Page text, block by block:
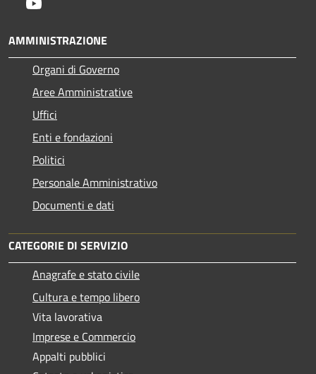
AMMINISTRAZIONE
Organi di Governo
Aree Amministrative
Uffici
Enti e fondazioni
Politici
Personale Amministrativo
Documenti e dati
CATEGORIE DI SERVIZIO
Anagrafe e stato civile
Cultura e tempo libero
Vita lavorativa
Imprese e Commercio
Appalti pubblici